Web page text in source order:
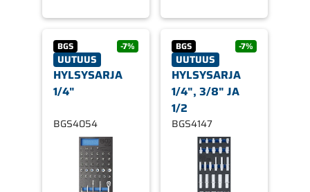
BGS -7%
UUTUUS
HYLSYSARJA
1/4"
BGS4054
BGS -7%
UUTUUS
HYLSYSARJA
1/4", 3/8" JA
1/2
BGS4147